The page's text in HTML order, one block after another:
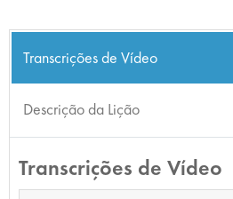
Transcrições de Vídeo
Descrição da Lição
Transcrições de Vídeo